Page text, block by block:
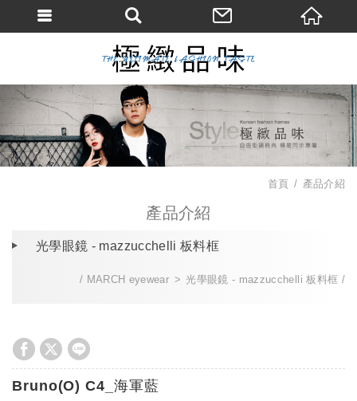
產品介紹
首頁 產品介紹
光學眼鏡 - mazzucchelli 板料框
MARCH eyewear 光學眼鏡 - mazzucchelli 板料框
Bruno(O) C4_海軍藍